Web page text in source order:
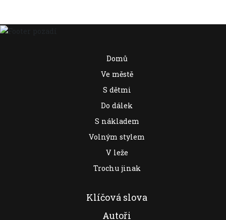
Domů
Ve městě
S dětmi
Do dálek
S nákladem
Volným stylem
V leže
Trochu jinak
Klíčová slova
Autoři